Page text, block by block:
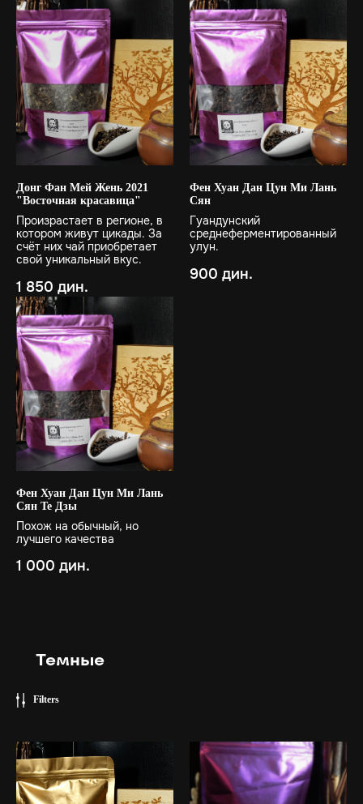
Донг Фан Мей Жень 2021
"Восточная красавица"
Произрастает в регионе, в
котором живут цикады. За
счёт них чай приобретает
свой уникальный вкус.
1 850 дин.
Фен Хуан Дан Цун Ми Лань
Сян
Гуандунский
среднеферментированный
улун.
900 дин.
Фен Хуан Дан Цун Ми Лань
Сян Те Дзы
Похож на обычный, но
лучшего качества
1 000 дин.
Темные
Filters